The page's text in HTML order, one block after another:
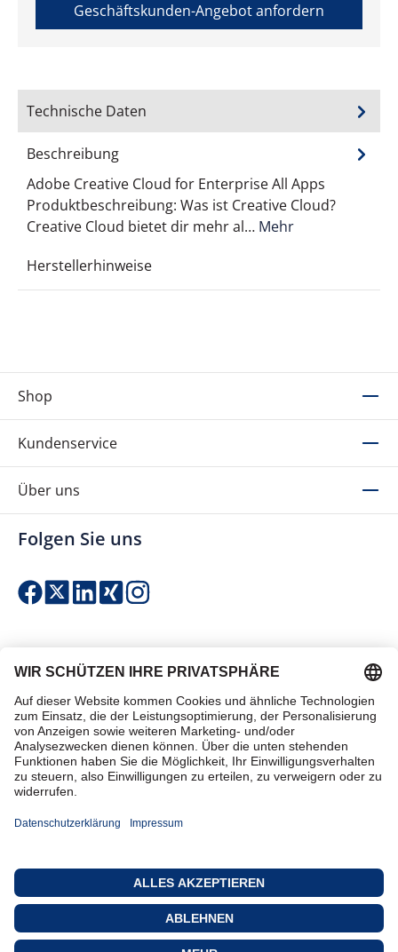
Geschäftskunden-Angebot anfordern
Technische Daten
Beschreibung
Adobe Creative Cloud for Enterprise All Apps
Produktbeschreibung: Was ist Creative Cloud?
Creative Cloud bietet dir mehr al… Mehr
Herstellerhinweise
Shop
Kundenservice
Über uns
Folgen Sie uns
Einfach & sicher bezahlen
Zertifiziert einkaufen